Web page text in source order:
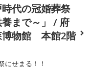
代の冠婚葬祭
まで～」 / 府
博物館 本館2階
にせまる！！